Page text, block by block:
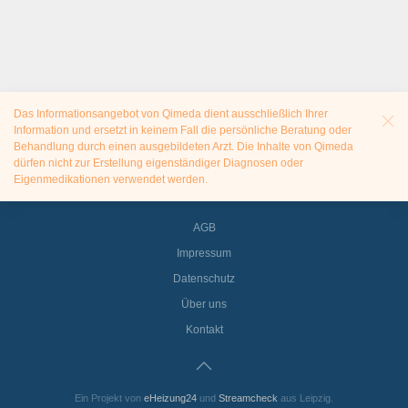
Das Informationsangebot von Qimeda dient ausschließlich Ihrer
Information und ersetzt in keinem Fall die persönliche Beratung oder
Behandlung durch einen ausgebildeten Arzt. Die Inhalte von Qimeda
dürfen nicht zur Erstellung eigenständiger Diagnosen oder
Eigenmedikationen verwendet werden.
AGB
Impressum
Datenschutz
Über uns
Kontakt
Ein Projekt von eHeizung24 und Streamcheck aus Leipzig.